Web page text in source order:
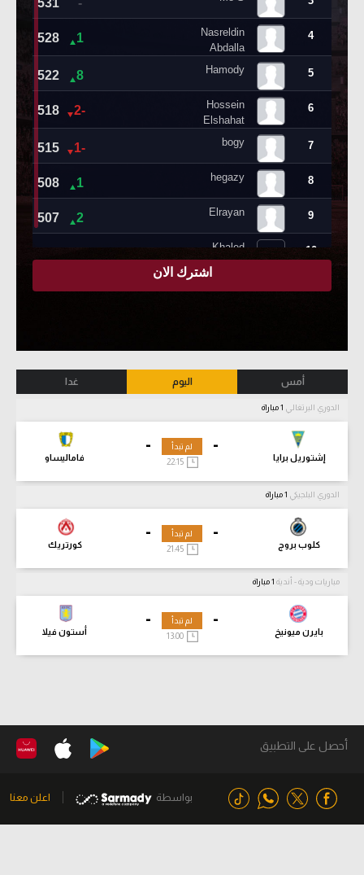
أمس اليوم غدا
الدوري البرتغالي
-
إشتوريل برايا
-
فاماليساو
لم تبدأ
22:15
الدوري البلجيكي
-
كلوب بروج
-
كورتريك
لم تبدأ
21:45
مباريات ودية - أندية
-
بايرن ميونيخ
-
أستون فيلا
لم تبدأ
13:00
أحصل على التطبيق
بواسطة اعلن معنا